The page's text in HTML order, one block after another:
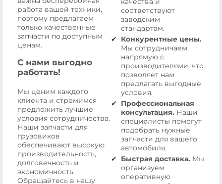
работа вашей техники,
поэтому предлагаем
только качественные
запчасти по доступным
ценам.
С нами выгодно
работать!
Мы ценим каждого
клиента и стремимся
предложить лучшие
условия сотрудничества.
Наши запчасти для
грузовиков
обеспечивают высокую
производительность,
долговечность и
экономичность.
Обращайтесь в нашу
соответствуют
заводским
стандартам.
Конкурентные цены.
Мы сотрудничаем
напрямую с
производителями, что
позволяет нам
предлагать выгодные
условия.
Профессиональная
консультация. Наши
специалисты помогут
подобрать нужные
запчасти для вашего
автомобиля.
Быстрая доставка. Мы
организуем
оперативную